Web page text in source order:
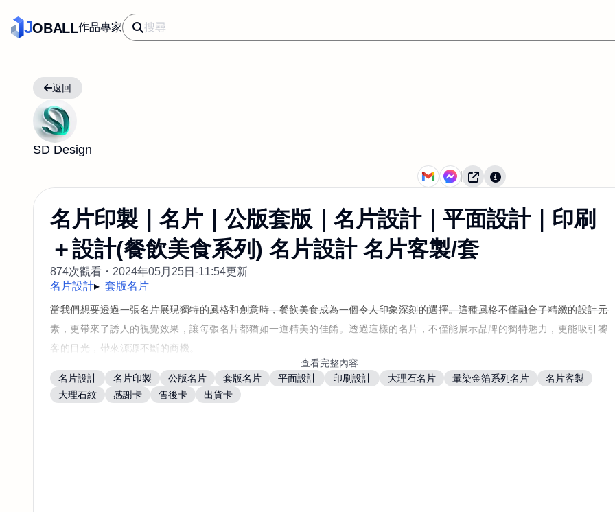
JOBALL作品專家
返回
SD Design
名片印製｜名片｜公版套版｜名片設計｜平面設計｜印刷
＋設計(餐飲美食系列) 名片設計 名片客製/套
874次觀看・ 2024年05月25日-11:54更新
名片設計
套版名片
名片設計 名片印製 公版名片 套版名片 平面設計 印刷設計 大理石名片 暈染金箔系列名片
名片客製
大理石紋
感謝卡 售後卡 出貨卡
當我們想要透過一張名片展現獨特的風格和創意時，餐飲美食成為一個令人印象深刻的選擇。這種風格不僅融合了精緻的設計元
素，更帶來了誘人的視覺效果，讓每張名片都猶如一道精美的佳餚。透過這樣的名片，不僅能展示品牌的獨特魅力，更能吸引饕
客的目光，帶來源源不斷的商機。
https://shopee.tw/product/82828200/28400599881/
查看完整內容